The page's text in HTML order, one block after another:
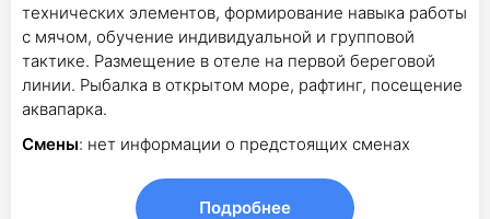
технических элементов, формирование навыка работы
с мячом, обучение индивидуальной и групповой
тактике. Размещение в отеле на первой береговой
линии. Рыбалка в открытом море, рафтинг, посещение
аквапарка.
Смены: нет информации о предстоящих сменах
Подробнее